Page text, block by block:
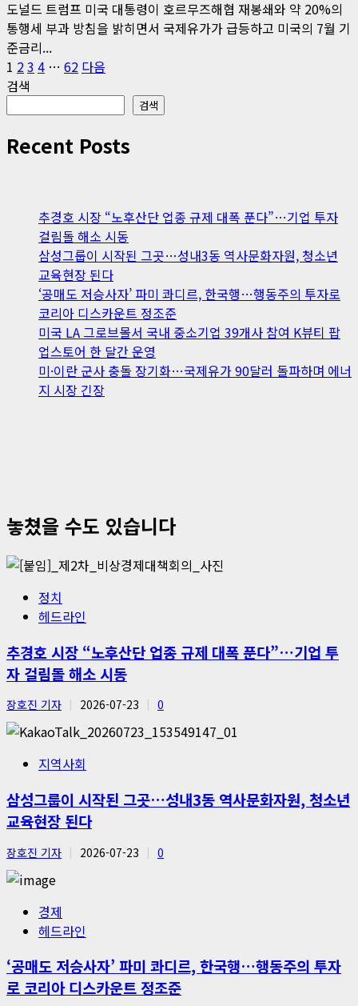
도널드 트럼프 미국 대통령이 호르무즈해협 재봉쇄와 약 20%의
통행세 부과 방침을 밝히면서 국제유가가 급등하고 미국의 7월 기
준금리...
글
페
지
1 23 4 … 62 다음
검색
검색
Recent Posts
추경호 시장 “노후산단 업종 규제 대폭 푼다”…기업 투자
걸림돌 해소 시동
삼성그룹이 시작된 그곳…성내3동 역사문화자원, 청소년
교육현장 된다
‘공매도 저승사자’ 파미 콰디르, 한국행…행동주의 투자로
코리아 디스카운트 정조준
미국 LA 그로브몰서 국내 중소기업 39개사 참여 K뷰티 팝
업스토어 한 달간 운영
미·이란 군사 충돌 장기화…국제유가 90달러 돌파하며 에너
지 시장 긴장
놓쳤을 수도 있습니다
정치
헤드라인
추경호 시장 “노후산단 업종 규제 대폭 푼다”…기업 투
자 걸림돌 해소 시동
장호진 기자 2026-07-23 0
지역사회
삼성그룹이 시작된 그곳…성내3동 역사문화자원, 청소년
교육현장 된다
장호진 기자 2026-07-23 0
경제
헤드라인
‘공매도 저승사자’ 파미 콰디르, 한국행…행동주의 투자
로 코리아 디스카운트 정조준